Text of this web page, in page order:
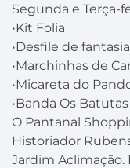
Segunda e Terça-
•Kit Folia
•Desfile de
•Marchinhas de
•Micareta do
•Banda Os
O Pantanal
Historiador
Jardim Aclimação.